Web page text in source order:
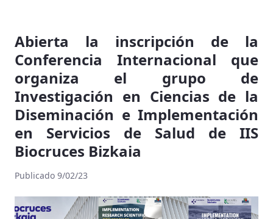
Abierta la inscripción de la
Conferencia Internacional que
organiza el grupo de
Investigación en Ciencias de la
Diseminación e Implementación
en Servicios de Salud de IIS
Biocruces Bizkaia
Publicado 9/02/23